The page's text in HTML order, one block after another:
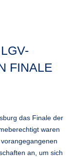
FINALE
das Finale der
waren
an, um sich